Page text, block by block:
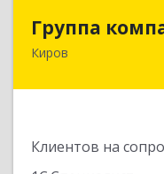
Группа
Киров
Клиентов на
610017,